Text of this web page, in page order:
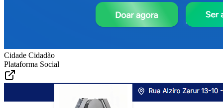
Cidade Cidadão
Plataforma Social